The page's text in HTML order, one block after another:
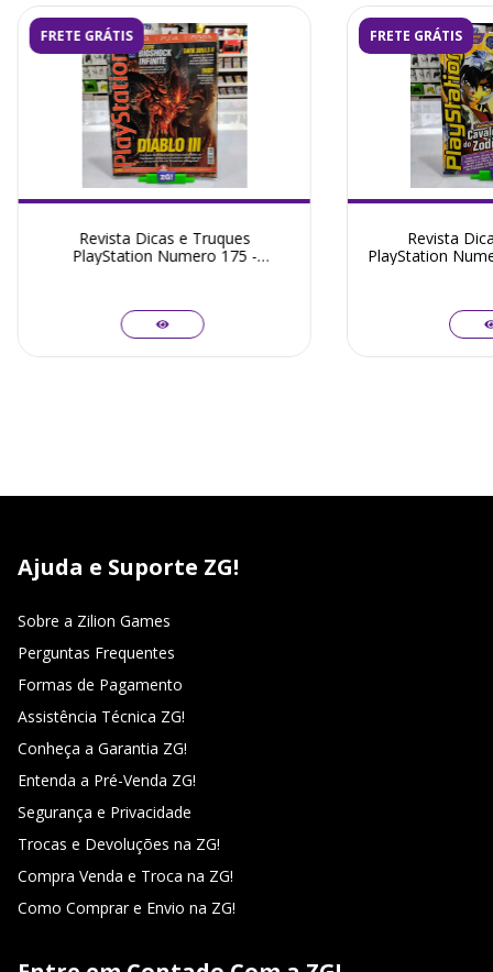
FRETE GRÁTIS
Revista Dicas e Truques
PlayStation Numero 175 -
FRETE GRÁTIS
Revista
PlayStation
Ajuda e Suporte ZG!
Sobre a Zilion Games
Perguntas Frequentes
Formas de Pagamento
Assistência Técnica ZG!
Conheça a Garantia ZG!
Entenda a Pré-Venda ZG!
Segurança e Privacidade
Trocas e Devoluções na ZG!
Compra Venda e Troca na ZG!
Como Comprar e Envio na ZG!